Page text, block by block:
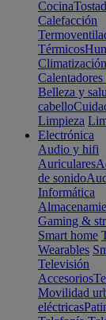
Cocina
Calefacción
Térmicos
Climatización
Calentadores
Belleza y
cabello
Limpieza
Electrónica
Audio y hifi
Auriculares
de sonido
Informática
Gaming &
Smart home
Wearables
Televisión
Accesorios
Movilidad
eléctricas